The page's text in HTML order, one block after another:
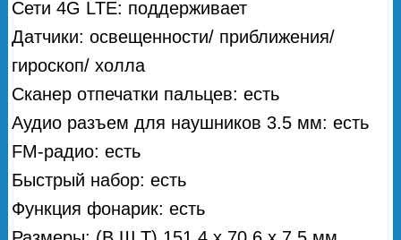
Сети 4G LTE: поддерживает
Датчики: освещенности/ приближения/
гироскоп/ холла
Сканер отпечатки пальцев: есть
Аудио разъем для наушников 3.5 мм: есть
FM-радио: есть
Быстрый набор: есть
Функция фонарик: есть